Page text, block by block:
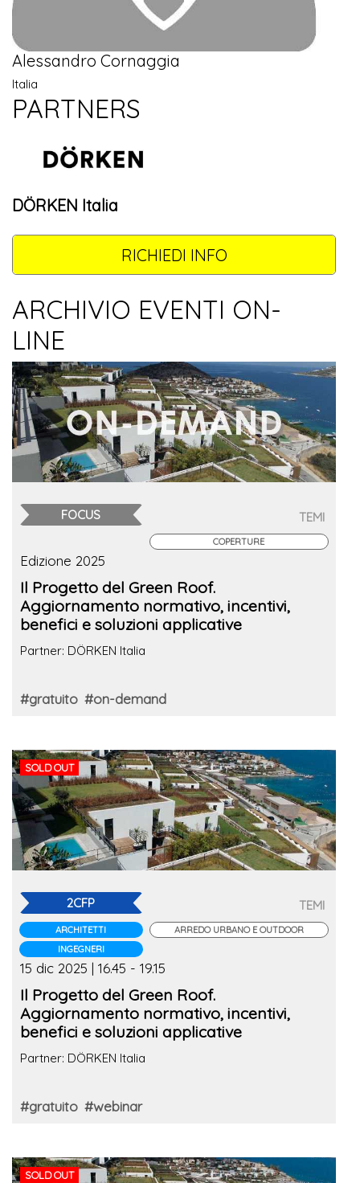
Alessandro Cornaggia
Italia
PARTNERS
DÖRKEN Italia
RICHIEDI INFO
ARCHIVIO EVENTI ON-
LINE
FOCUS TEMI
COPERTURE
Edizione 2025
Il Progetto del Green Roof.
Aggiornamento normativo, incentivi,
benefici e soluzioni applicative
Partner: DÖRKEN Italia
#gratuito #on-demand
SOLD OUT
2CFP
ARCHITETTI
INGEGNERI
TEMI
ARREDO URBANO E OUTDOOR
15 dic 2025 | 16.45 - 19.15
Il Progetto del Green Roof.
Aggiornamento normativo, incentivi,
benefici e soluzioni applicative
Partner: DÖRKEN Italia
#gratuito #webinar
SOLD OUT